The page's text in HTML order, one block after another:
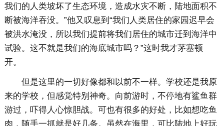
我们的人类坡坏了生态环境，造成水灾不断，陆地面积不
断被海洋吞没。”他又叹息到“我们人类居住的家园迟早会
被洪水淹没，所以我们提前将我们居住的城市迁到海洋中
试验。这不就是我们的海底城市吗？”这时我才茅塞顿
开。
但是这里的一切好像都和以前不一样。学校还是我原
来的学校，但感觉特别神奇。向前游时，不停地有鲨鱼群
游过，吓得人心惊胆战。可也有很多的好处，比如想吃鱼
肉，随手一抓就是好几条。虽然在海里，可比陆地上好玩